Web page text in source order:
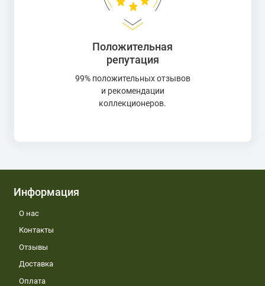
Положительная
репутация
99% положительных отзывов
и рекомендации
коллекционеров.
Информация
О нас
Контакты
Отзывы
Доставка
Оплата